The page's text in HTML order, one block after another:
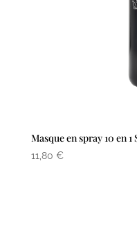
Masque en spray 10 en
11,80 €